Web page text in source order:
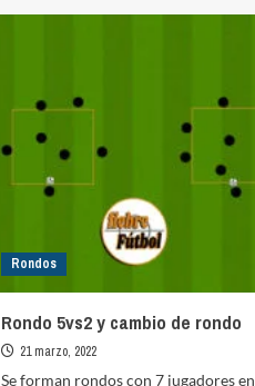
Fútbol
pase
Rondos
Rondo 5vs2 y cambio de rondo
21 marzo, 2022
Se forman rondos con 7 jugadores en